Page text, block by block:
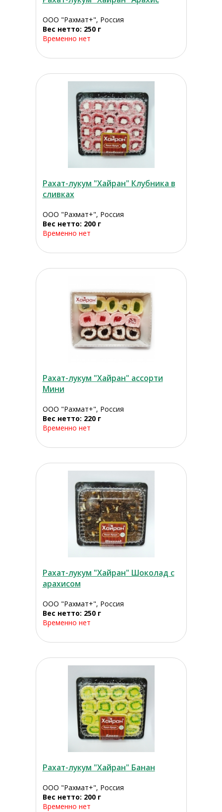
ООО "Рахмат+", Россия
Вес нетто: 250 г
Временно нет
Рахат-лукум "Хайран" Клубника в
сливках
ООО "Рахмат+", Россия
Вес нетто: 200 г
Временно нет
Рахат-лукум "Хайран" ассорти
Мини
ООО "Рахмат+", Россия
Вес нетто: 220 г
Временно нет
Рахат-лукум "Хайран" Шоколад с
арахисом
ООО "Рахмат+", Россия
Вес нетто: 250 г
Временно нет
Рахат-лукум "Хайран" Банан
ООО "Рахмат+", Россия
Вес нетто: 200 г
Временно нет